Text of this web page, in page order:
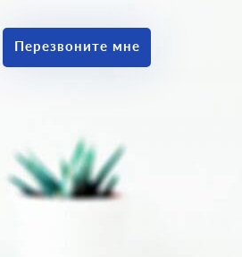
Перезвоните мне